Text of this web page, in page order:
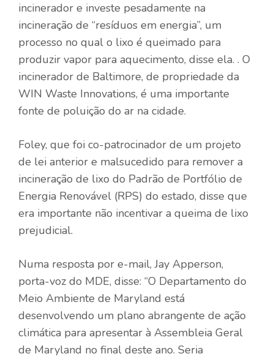
incinerador e investe pesadamente na
incineração de “resíduos em energia”, um
processo no qual o lixo é queimado para
produzir vapor para aquecimento, disse ela. . O
incinerador de Baltimore, de propriedade da
WIN Waste Innovations, é uma importante
fonte de poluição do ar na cidade.
Foley, que foi co-patrocinador de um projeto
de lei anterior e malsucedido para remover a
incineração de lixo do Padrão de Portfólio de
Energia Renovável (RPS) do estado, disse que
era importante não incentivar a queima de lixo
prejudicial.
Numa resposta por e-mail, Jay Apperson,
porta-voz do MDE, disse: “O Departamento do
Meio Ambiente de Maryland está
desenvolvendo um plano abrangente de ação
climática para apresentar à Assembleia Geral
de Maryland no final deste ano. Seria